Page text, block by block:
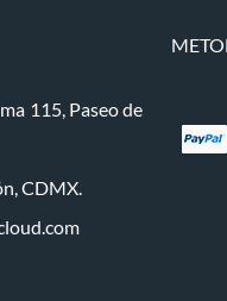
115, Paseo de
CDMX.